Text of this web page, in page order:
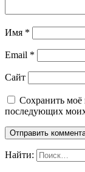
Имя *
Email *
Сайт
Сохранить моё
последующих
Найти: